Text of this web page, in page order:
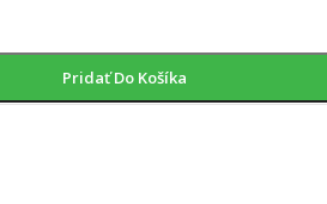
Pridať Do Košíka